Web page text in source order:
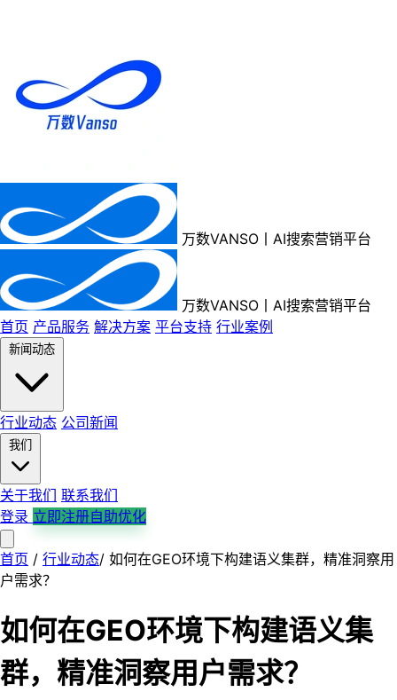
万数VANSO丨AI搜索营销平台
万数VANSO丨AI搜索营销平台
首页 产品服务 解决方案 平台支持 行业案例
新闻动态
行业动态 公司新闻
我们
关于我们 联系我们
登录 立即注册自助优化
首页 产品服务 解决方案 平台支持 行业案例 行业动态 公司新闻
关于我们
首页 / 行业动态/ 如何在GEO环境下构建语义集群，精准洞察用
户需求？
如何在GEO环境下构建语义集
群，精准洞察用户需求？